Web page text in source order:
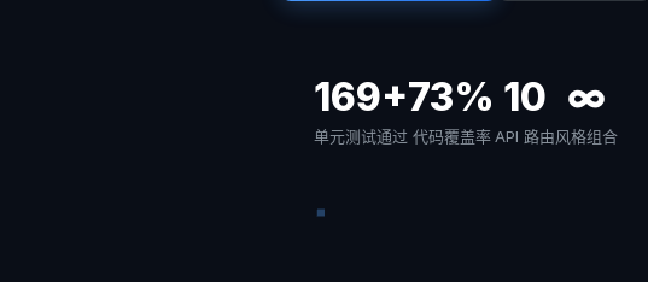
169+
单元测试通过
73%
代码覆盖率
10
API 路由
∞
风格组合